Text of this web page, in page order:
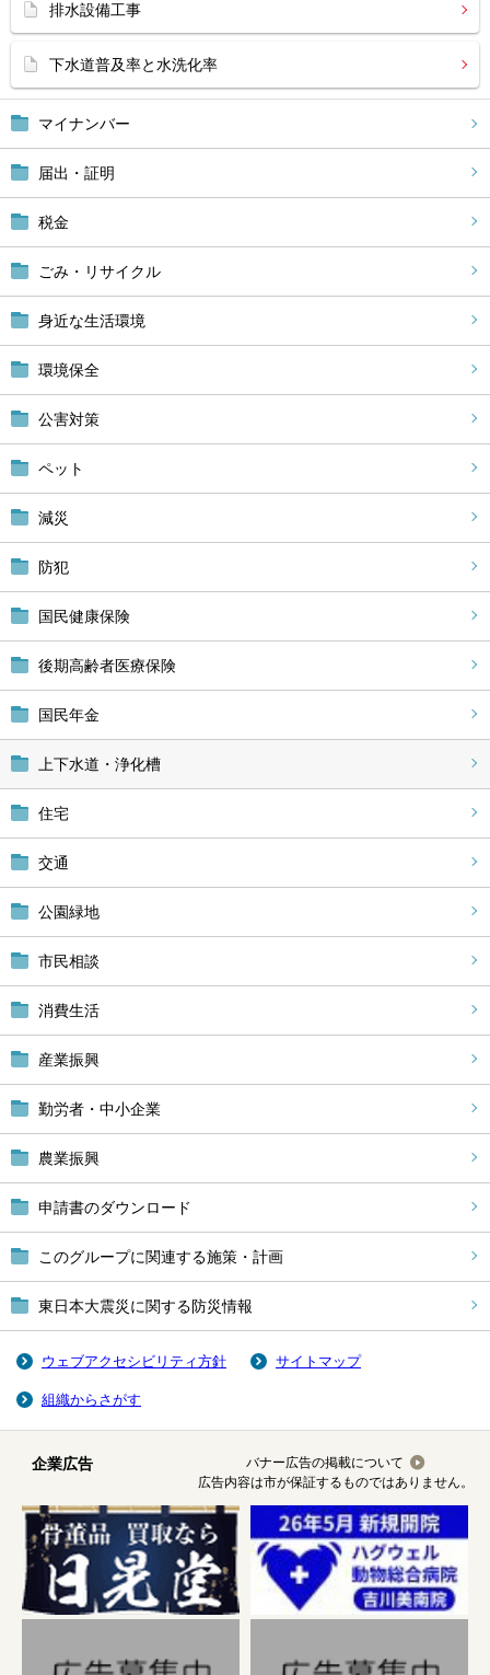
マイナンバー
届出・証明
税金
ごみ・リサイクル
身近な生活環境
環境保全
公害対策
ペット
減災
防犯
国民健康保険
後期高齢者医療保険
国民年金
上下水道・浄化槽
住宅
交通
公園緑地
市民相談
消費生活
産業振興
勤労者・中小企業
農業振興
申請書のダウンロード
このグループに関連する施策・計画
東日本大震災に関する防災情報
排水設備工事
下水道普及率と水洗化率
ウェブアクセシビリティ方針 サイトマップ
組織からさがす
企業広告
バナー広告の掲載について
広告内容は市が保証するものではありません。